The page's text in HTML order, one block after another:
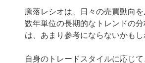
騰落レシオは、日々の売買動向
数年単位の長期的なトレンドの
は、あまり参考にならないかもし
自身のトレードスタイルに応じ